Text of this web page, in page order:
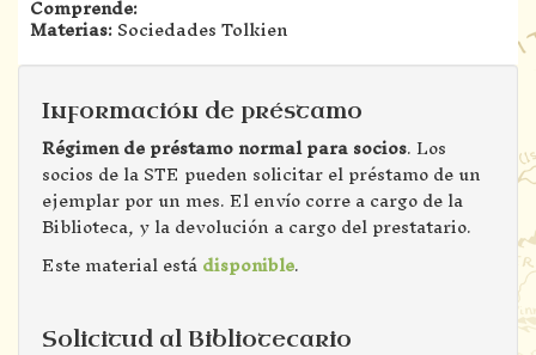
Materias:Sociedades Tolkien
Información de préstamo
Régimen de préstamo normal para socios. Los
socios de la STE pueden solicitar el préstamo de un
ejemplar por un mes. El envío corre a cargo de la
Biblioteca, y la devolución a cargo del prestatario.
Este material estádisponible.
Solicitud al Bibliotecario